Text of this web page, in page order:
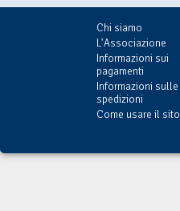
Chi siamo
L'Associazione
Informazioni sui
pagamenti
Informazioni sulle
spedizioni
Come usare il sito